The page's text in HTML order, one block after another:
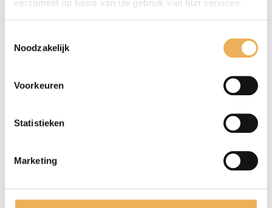
verzameld op basis van uw gebruik van hun services.
Noodzakelijk
Voorkeuren
Statistieken
Marketing
Oudhollands recept, met zuivere bijen- en
inwrijven, voor geprofileerd hout een borstel
uitborstelen of uitwrijven en nawrijven.
resultaat te beoordelen.